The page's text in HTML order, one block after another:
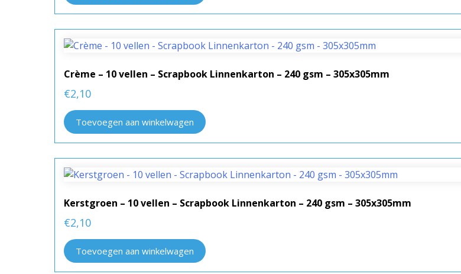
Crème – 10 vellen – Scrapbook Linnenkarton – 240 gsm – 305x305mm
€2,10
Toevoegen aan winkelwagen
Kerstgroen – 10 vellen – Scrapbook Linnenkarton – 240 gsm – 305x305mm
€2,10
Toevoegen aan winkelwagen